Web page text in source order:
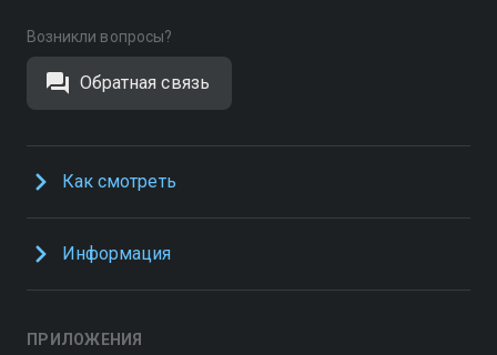
Возникли вопросы?
Обратная связь
Как смотреть
Информация
ПРИЛОЖЕНИЯ